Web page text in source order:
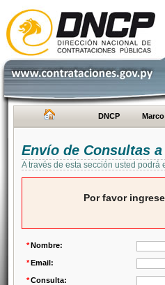
DNCP
Envío de Consultas
A través de esta sección usted
Por favor
*Nombre:
*Email:
*Consulta: